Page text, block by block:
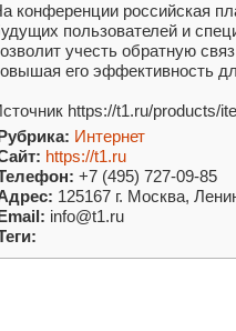
конференции российская
пользователей и
учесть обратную
его эффективность
https://t1.ru/products/
Интернет
https://t1.ru
+7 (495) 727-09-85
125167 г. Москва,
info@t1.ru